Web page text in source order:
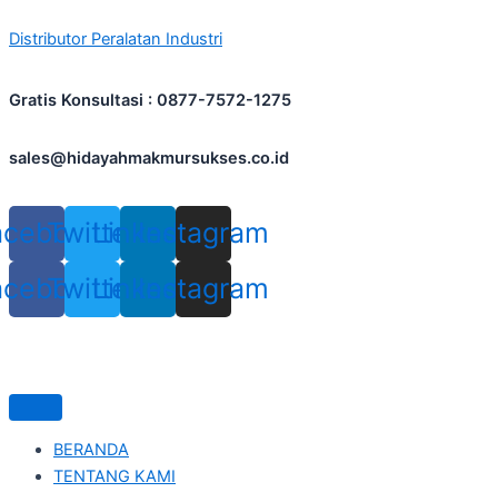
to
Distributor Peralatan Industri
Gratis Konsultasi : 0877-7572-1275
sales@hidayahmakmursukses.co.id
TwitterLinkedin
Instagram
TwitterLinkedin
Instagram
BERANDA
TENTANG KAMI